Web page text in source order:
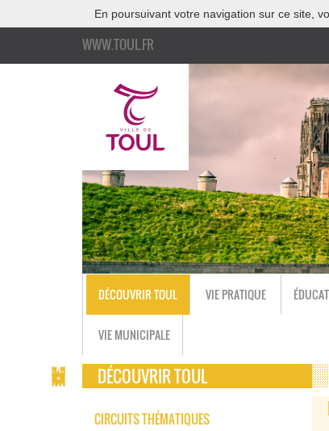
En poursuivant votre navigation sur ce site,
WWW.TOUL.FR
DÉCOUVRIR TOUL VIE PRATIQUE
VIE MUNICIPALE
DÉCOUVRIR TOUL
CIRCUITS THÉMATIQUES